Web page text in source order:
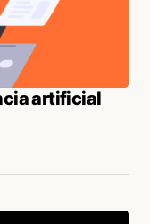
artificial